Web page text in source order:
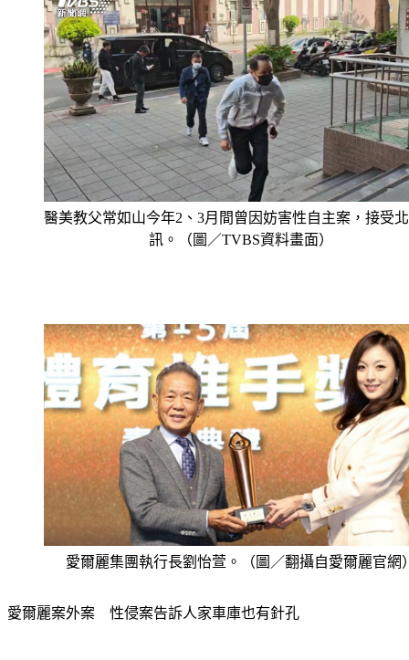
醫美教父常如山今年2、3月間曾因妨害性自主案，接受